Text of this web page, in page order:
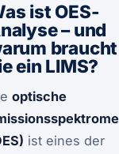
ist OES-
– und
braucht
ein LIMS?
optische
ist eines der